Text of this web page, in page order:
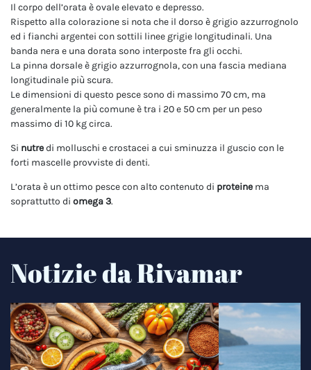
Il corpo dell’orata è ovale elevato e depresso.
Rispetto alla colorazione si nota che il dorso è grigio azzurrognolo
ed i fianchi argentei con sottili linee grigie longitudinali. Una
banda nera e una dorata sono interposte fra gli occhi.
La pinna dorsale è grigio azzurrognola, con una fascia mediana
longitudinale più scura.
Le dimensioni di questo pesce sono di massimo 70 cm, ma
generalmente la più comune è tra i 20 e 50 cm per un peso
massimo di 10 kg circa.
Si nutredi molluschi e crostacei a cui sminuzza il guscio con le
forti mascelle provviste di denti.
L’orata è un ottimo pesce con alto contenuto di proteine ma
soprattutto di omega 3.
Notizie da Rivamar